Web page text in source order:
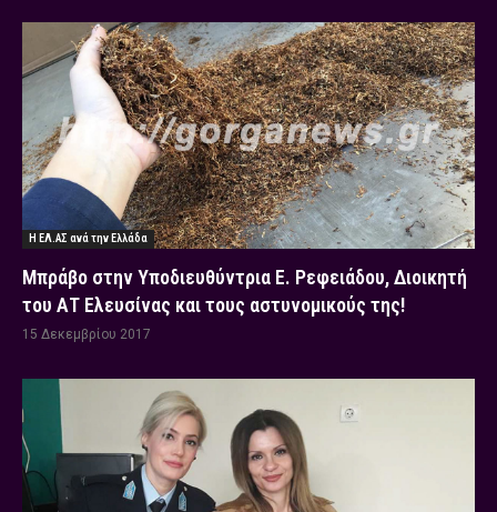
Η ΕΛ.ΑΣ ανά την Ελλάδα
Μπράβο στην Υποδιευθύντρια Ε. Ρεφειάδου, Διοικητή
του ΑΤ Ελευσίνας και τους αστυνομικούς της!
15 Δεκεμβρίου 2017